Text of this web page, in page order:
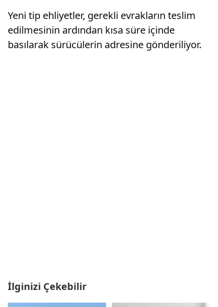
Yeni tip ehliyetler, gerekli evrakların teslim
edilmesinin ardından kısa süre içinde
basılarak sürücülerin adresine gönderiliyor.
İlginizi Çekebilir